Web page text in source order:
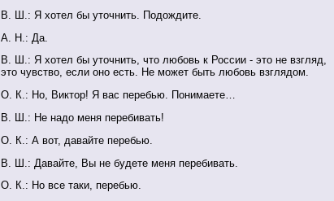
В. Ш.: Я хотел бы уточнить. Подождите.
А. Н.: Да.
В. Ш.: Я хотел бы уточнить, что любовь к России - это не взгляд,
это чувство, если оно есть. Не может быть любовь взглядом.
О. К.: Но, Виктор! Я вас перебью. Понимаете…
В. Ш.: Не надо меня перебивать!
О. К.: А вот, давайте перебью.
В. Ш.: Давайте, Вы не будете меня перебивать.
О. К.: Но все таки, перебью.